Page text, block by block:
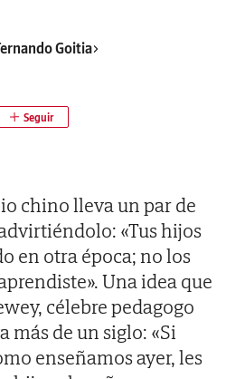
Goitia
chino lleva un par de
«Tus hijos
en otra época; no los
Una idea que
célebre pedagogo
más de un siglo: «Si
enseñamos ayer, les